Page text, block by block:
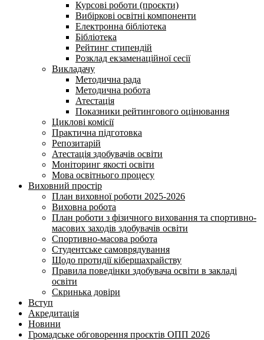
Курсові роботи (проєкти)
Вибіркові освітні компоненти
Електронна бібліотека
Бібліотека
Рейтинг стипендій
Розклад екзаменаційної сесії
Викладачу
Методична рада
Методична робота
Атестація
Показники рейтингового оцінювання
Циклові комісії
Практична підготовка
Репозитарій
Атестація здобувачів освіти
Моніторинг якості освіти
Мова освітнього процесу
Виховний простір
План виховної роботи 2025-2026
Виховна робота
План роботи з фізичного виховання та спортивно-
масових заходів здобувачів освіти
Спортивно-масова робота
Студентське самоврядування
Щодо протидії кібершахрайству
Правила поведінки здобувача освіти в закладі
освіти
Скринька довіри
Вступ
Акредитація
Новини
Громадське обговорення проєктів ОПП 2026